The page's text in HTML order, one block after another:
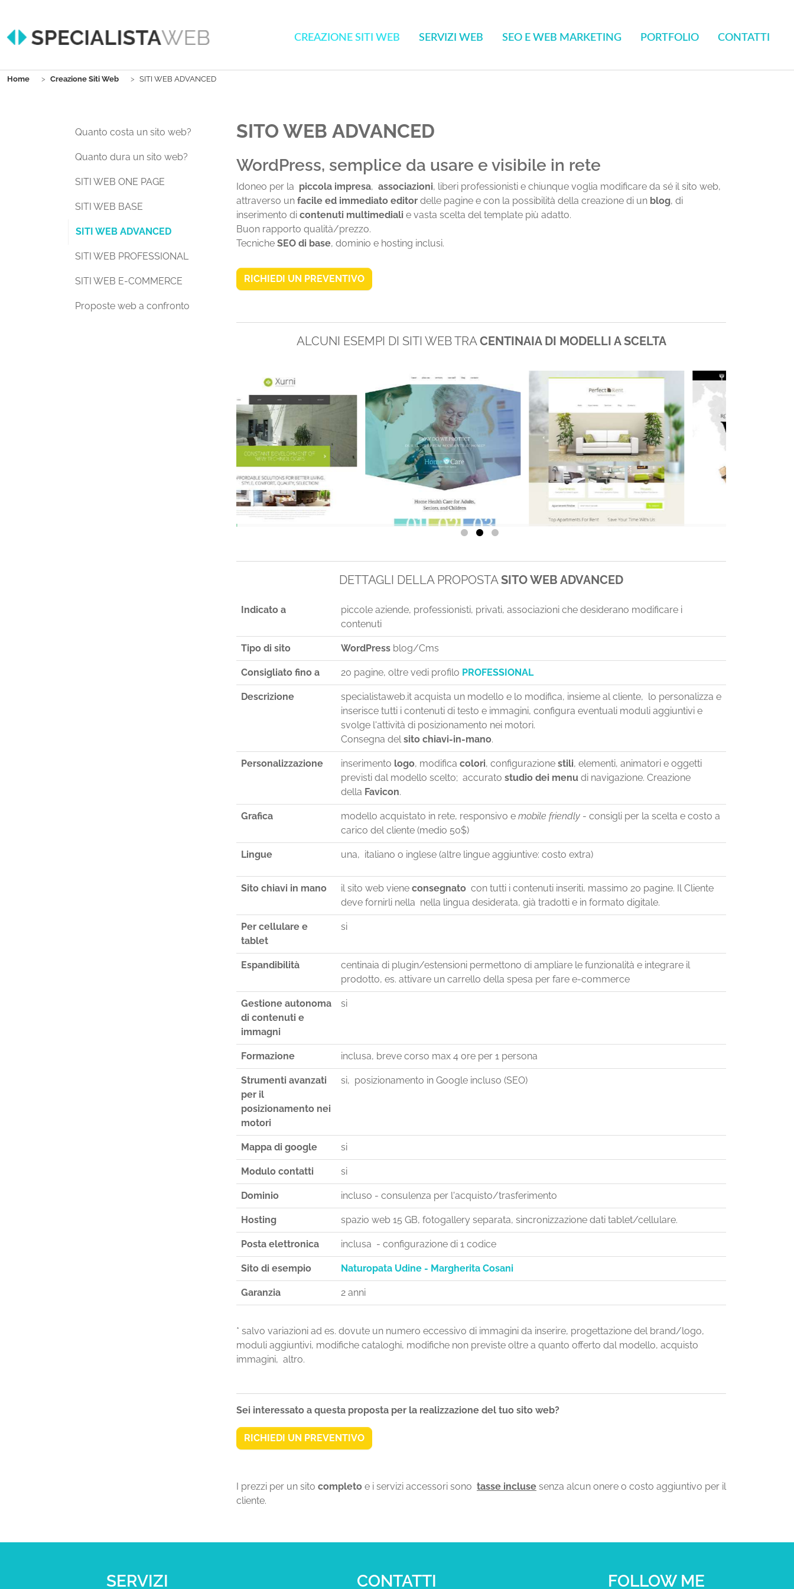
CREAZIONE SITI WEB SERVIZI WEB SEO E WEB MARKETING PORTFOLIO CONTATTI
You are here:
Home Creazione Siti Web SITI WEB ADVANCED
Quanto costa un sito web?
Quanto dura un sito web?
SITI WEB ONE PAGE
SITI WEB BASE
SITI WEB ADVANCED(current)
SITI WEB PROFESSIONAL
SITI WEB E-COMMERCE
Proposte web a confronto
SITO WEB ADVANCED
WordPress, semplice da usare e visibile in rete
Idoneo per la piccola impresa, associazioni, liberi professionisti e chiunque voglia modificare da sé il sito web,
attraverso un facile ed immediato editor delle pagine e con la possibilità della creazione di un blog, di
inserimento di contenuti multimediali e vasta scelta del template più adatto.
Buon rapporto qualità/prezzo.
Tecniche SEO di base, dominio e hosting inclusi.
RICHIEDI UN PREVENTIVO
ALCUNI ESEMPI DI SITI WEB TRACENTINAIA DI MODELLI A SCELTA
DETTAGLI DELLA PROPOSTASITO WEB ADVANCED
Indicato a
piccole aziende, professionisti, privati, associazioni che desiderano modificare i
contenuti
Tipo di sito WordPress blog/Cms
Consigliato fino a 20 pagine, oltre vedi profilo PROFESSIONAL
Descrizione
specialistaweb.it acquista un modello e lo modifica, insieme al cliente, lo personalizza e
inserisce tutti i contenuti di testo e immagini, configura eventuali moduli aggiuntivi e
svolge l'attività di posizionamento nei motori.
Consegna delsito chiavi-in-mano.
Personalizzazione inserimento logo, modifica colori, configurazione stili, elementi, animatori e oggetti
previsti dal modello scelto; accurato studio dei menu di navigazione. Creazione
della Favicon.
Grafica modello acquistato in rete, responsivo e mobile friendly - consigli per la scelta e costo a
carico del cliente (medio 50$)
Lingue una, italiano o inglese (altre lingue aggiuntive: costo extra)
Sito chiavi in mano il sito web viene consegnato con tutti i contenuti inseriti, massimo 20 pagine. Il Cliente
deve fornirli nella nella lingua desiderata, già tradotti e in formato digitale.
Per cellulare e
tablet
si
Espandibilità
centinaia di plugin/estensioni permettono di ampliare le funzionalità e integrare il
prodotto, es. attivare un carrello della spesa per fare e-commerce
Gestione autonoma
di contenuti e
immagni
si
Formazione inclusa, breve corso max 4 ore per 1 persona
Strumenti avanzati
per il
posizionamento nei
motori
si, posizionamento in Google incluso (SEO)
Mappa di google si
Modulo contatti si
Dominio incluso - consulenza per l'acquisto/trasferimento
Hosting spazio web 15 GB, fotogallery separata, sincronizzazione dati tablet/cellulare.
Posta elettronica inclusa - configurazione di 1 codice
Sito di esempio Naturopata Udine - Margherita Cosani
Garanzia 2 anni
* salvo variazioni ad es. dovute un numero eccessivo di immagini da inserire, progettazione del brand/logo,
moduli aggiuntivi, modifiche cataloghi, modifiche non previste oltre a quanto offerto dal modello, acquisto
immagini, altro.
Sei interessato a questa proposta per la realizzazione del tuo sito web?
RICHIEDI UN PREVENTIVO
I prezzi per un sito completo e i servizi accessori sono tasse incluse senza alcun onere o costo aggiuntivo per il
cliente.
SERVIZI CONTATTI FOLLOW ME